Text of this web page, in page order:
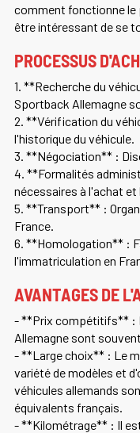
comment fonctionne le
être intéressant de se
PROCESSUS
1. **Recherche du
Sportback Allemagne
2. **Vérification du
l'historique du véhicule.
3. **Négociation** :
4. **Formalités
nécessaires à l'achat
5. **Transport** :
France.
6. **Homologation** :
l'immatriculation en
AVANTAGES DE
- **Prix compétitifs** :
Allemagne sont
- **Large choix** : Le
variété de modèles et
véhicules allemands
équivalents français.
- **Kilométrage** : Il